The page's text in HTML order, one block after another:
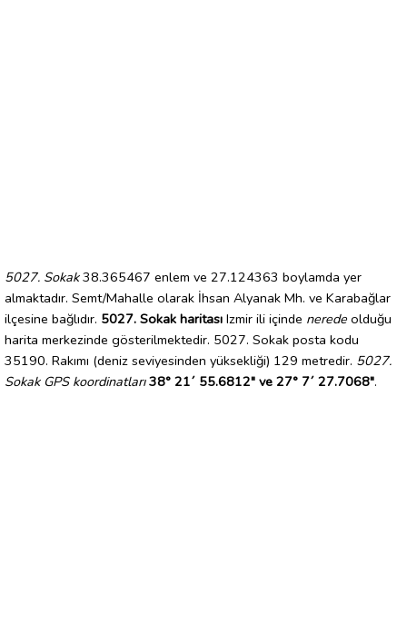
5027. Sokak38.365467 enlem ve 27.124363 boylamda yer
almaktadır. Semt/Mahalle olarak İhsan Alyanak Mh. ve Karabağlar
ilçesine bağlıdır. 5027. Sokak haritası Izmir ili içinde nerede olduğu
harita merkezinde gösterilmektedir. 5027. Sokak posta kodu
35190. Rakımı (deniz seviyesinden yüksekliği) 129 metredir. 5027.
Sokak GPS koordinatları 38° 21´ 55.6812" ve 27° 7´ 27.7068".